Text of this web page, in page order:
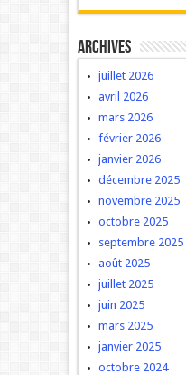
Archives
juillet 2026
avril 2026
mars 2026
février 2026
janvier 2026
décembre 2025
novembre 2025
octobre 2025
septembre 2025
août 2025
juillet 2025
juin 2025
mars 2025
janvier 2025
octobre 2024